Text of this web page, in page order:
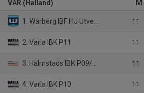
VÅR (Halland)
M
1. Warberg IBF HJ Utveckling 11
2. Varla IBK P11 11
3. Halmstads IBK P09/10 11
4. Varla IBK P10 11